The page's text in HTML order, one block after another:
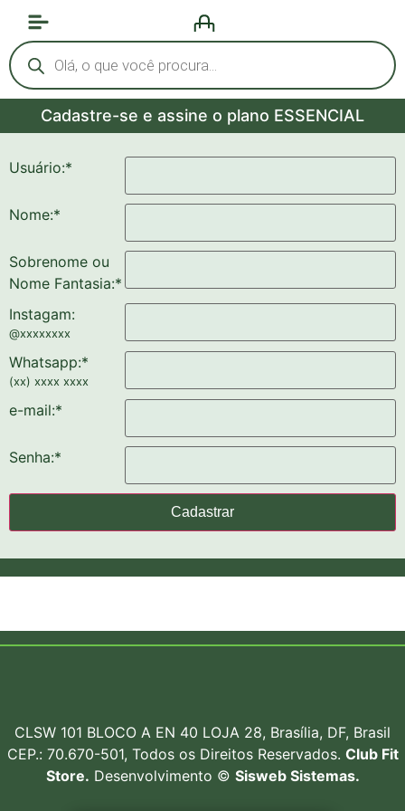
Cadastre-se e assine o plano ESSENCIAL
Usuário:*
Nome:*
Sobrenome ou
Nome Fantasia:*
Instagam:
@xxxxxxxx
Whatsapp:*
(xx) xxxx xxxx
e-mail:*
Senha:*
Cadastrar
CLSW 101 BLOCO A EN 40 LOJA 28, Brasília, DF, Brasil
CEP.: 70.670-501, Todos os Direitos Reservados. Club Fit
Store. Desenvolvimento © Sisweb Sistemas.